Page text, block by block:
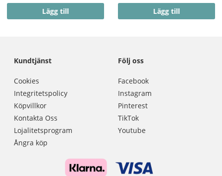
Lägg till Lägg till
Kundtjänst
Cookies
Integritetspolicy
Köpvillkor
Kontakta Oss
Lojalitetsprogram
Ångra köp
Följ oss
Facebook
Instagram
Pinterest
TikTok
Youtube